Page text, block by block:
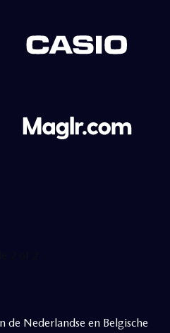
de Nederlandse en Belgische